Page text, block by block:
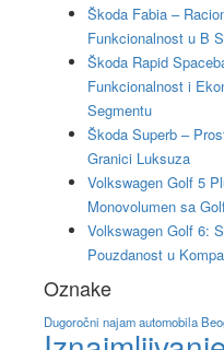
Škoda Fabia –
Funkcionalnost u B
Škoda Rapid
Funkcionalnost i
Segmentu
Škoda Superb –
Granici Luksuza
Volkswagen Golf 5
Monovolumen sa
Volkswagen Golf 6:
Pouzdanost u
Oznake
Dugoročni najam automobila